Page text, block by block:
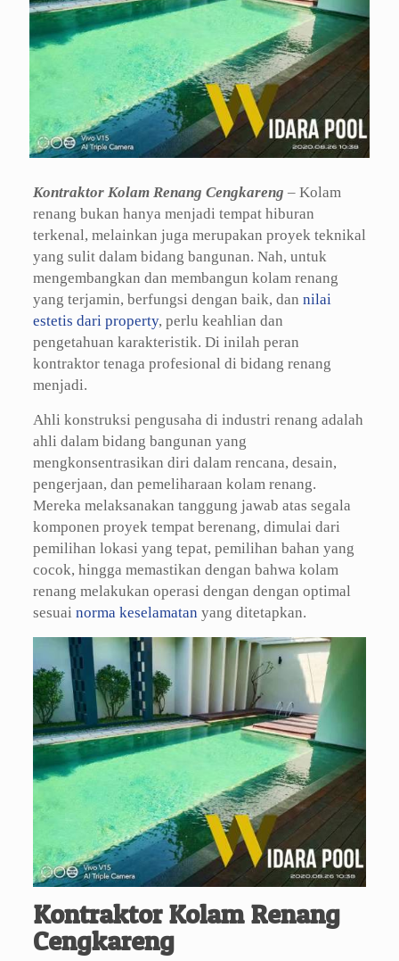
Kontraktor Kolam Renang Cengkareng – Kolam
renang bukan hanya menjadi tempat hiburan
terkenal, melainkan juga merupakan proyek teknikal
yang sulit dalam bidang bangunan. Nah, untuk
mengembangkan dan membangun kolam renang
yang terjamin, berfungsi dengan baik, dan nilai
estetis dari property, perlu keahlian dan
pengetahuan karakteristik. Di inilah peran
kontraktor tenaga profesional di bidang renang
menjadi.
Ahli konstruksi pengusaha di industri renang adalah
ahli dalam bidang bangunan yang
mengkonsentrasikan diri dalam rencana, desain,
pengerjaan, dan pemeliharaan kolam renang.
Mereka melaksanakan tanggung jawab atas segala
komponen proyek tempat berenang, dimulai dari
pemilihan lokasi yang tepat, pemilihan bahan yang
cocok, hingga memastikan dengan bahwa kolam
renang melakukan operasi dengan dengan optimal
sesuai norma keselamatan yang ditetapkan.
Kontraktor Kolam Renang
Cengkareng